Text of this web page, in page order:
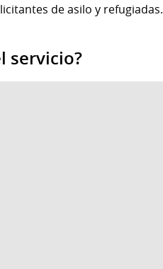
de asilo y refugiadas.
servicio?